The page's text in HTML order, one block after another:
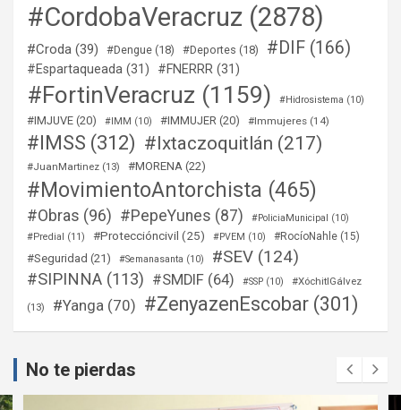
#CordobaVeracruz (2878)
#Croda (39) #Dengue (18) #Deportes (18) #DIF (166)
#Espartaqueada (31) #FNERRR (31)
#FortinVeracruz (1159) #Hidrosistema (10)
#IMJUVE (20) #IMM (10) #IMMUJER (20) #Immujeres (14)
#IMSS (312) #Ixtaczoquitlán (217)
#JuanMartinez (13) #MORENA (22)
#MovimientoAntorchista (465)
#Obras (96) #PepeYunes (87) #PoliciaMunicipal (10)
#Predial (11) #Proteccióncivil (25) #PVEM (10) #RocíoNahle (15)
#Seguridad (21) #Semanasanta (10) #SEV (124)
#SIPINNA (113) #SMDIF (64) #SSP (10) #XóchitlGálvez
(13) #Yanga (70) #ZenyazenEscobar (301)
No te pierdas